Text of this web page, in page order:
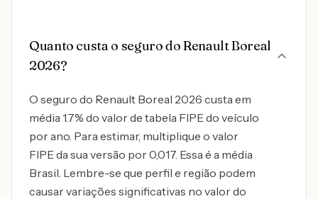
Quanto custa o seguro do Renault Boreal
2026?
O seguro do Renault Boreal 2026 custa em
média 1.7% do valor de tabela FIPE do veículo
por ano. Para estimar, multiplique o valor
FIPE da sua versão por 0,017. Essa é a média
Brasil. Lembre-se que perfil e região podem
causar variações significativas no valor do